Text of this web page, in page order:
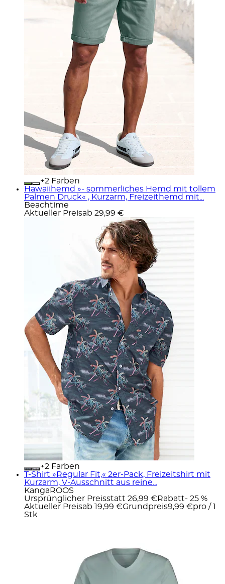
+
Farben
Hawaiihemd »- sommerliches Hemd mit tollem
Palmen Druck« , Kurzarm, Freizeithemd mit...
Beachtime
Aktueller Preisab 29,99 €
+
Farben
T-Shirt »Regular Fit,« 2er-Pack, Freizeitshirt mit
Kurzarm, V-Ausschnitt aus reine...
KangaROOS
Ursprünglicher Preisstatt 26,99 € Rabatt- 25 %
Aktueller Preisab 19,99 €Grundpreis9,99 €pro / 1
Stk